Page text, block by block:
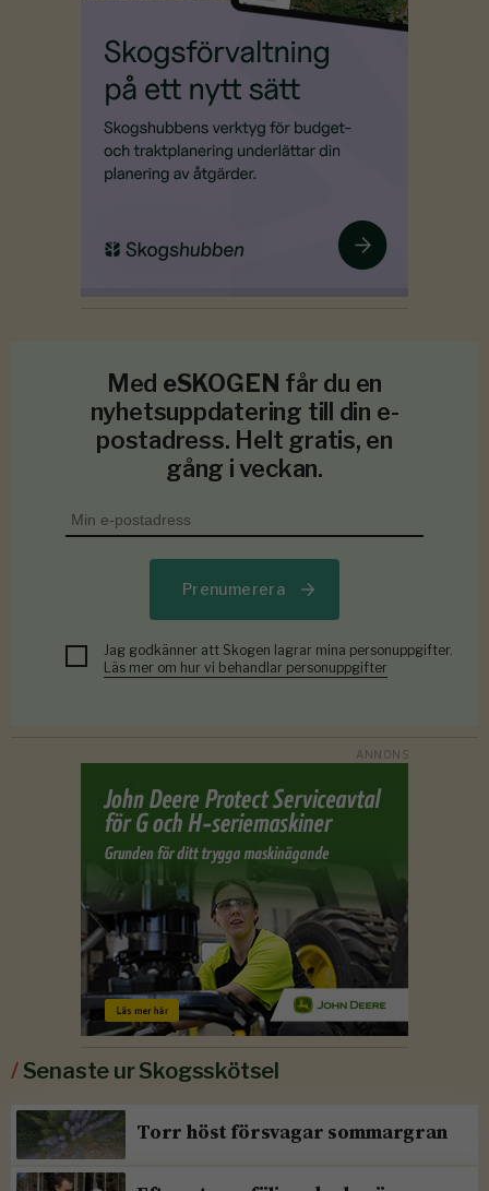
Med eSKOGEN får du en
nyhetsuppdatering till din e-
postadress. Helt gratis, en
gång i veckan.
Prenumerera
Jag godkänner att Skogen lagrar mina personuppgifter.
Läs mer om hur vi behandlar personuppgifter
/Senaste ur Skogsskötsel
Torr höst försvagar sommargran